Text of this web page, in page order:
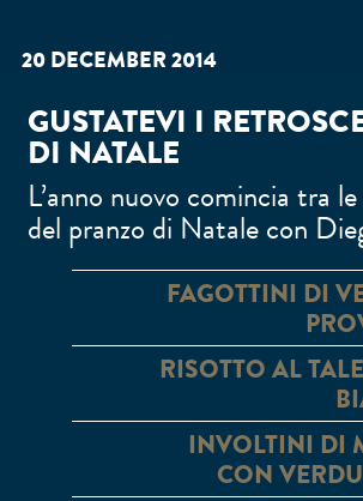
20 DECEMBER 2014
GUSTATEVI I
DI NATALE
L’anno nuovo comincia tra
del pranzo di Natale con
FAGOTTINI DI
RISOTTO AL
INVOLTINI DI
CON